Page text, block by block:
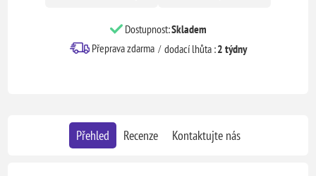
Dostupnost:Skladem
Přeprava zdarma
dodací lhůta :2 týdny
Přehled Recenze Kontaktujte nás